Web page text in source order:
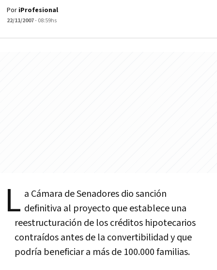
Por iProfesional
22/11/2007- 08:59hs
L a Cámara de Senadores dio sanción
definitiva al proyecto que establece una
reestructuración de los créditos hipotecarios
contraí­dos antes de la convertibilidad y que
podrí­a beneficiar a más de 100.000 familias.